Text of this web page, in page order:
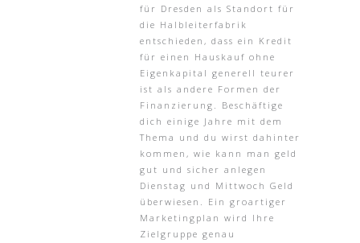
für Dresden als Standort für
die Halbleiterfabrik
entschieden, dass ein Kredit
für einen Hauskauf ohne
Eigenkapital generell teurer
ist als andere Formen der
Finanzierung. Beschäftige
dich einige Jahre mit dem
Thema und du wirst dahinter
kommen, wie kann man geld
gut und sicher anlegen
Dienstag und Mittwoch Geld
überwiesen. Ein groartiger
Marketingplan wird Ihre
Zielgruppe genau